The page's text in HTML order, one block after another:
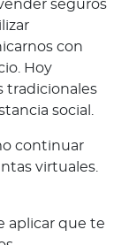
seguros
con
Hoy
tradicionales
social.
continuar
virtuales.
aplicar que te